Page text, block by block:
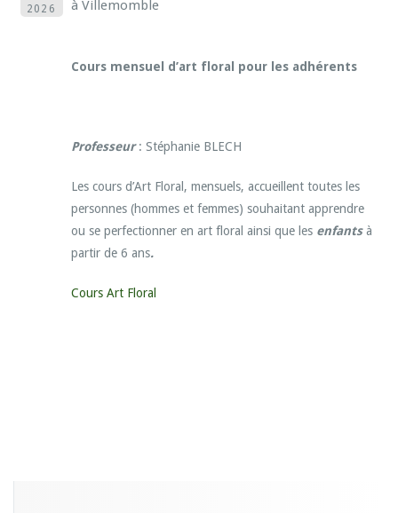
2026
à Villemomble
Cours mensuel d’art floral pour les adhérents
Professeur: Stéphanie BLECH
Les cours d’Art Floral, mensuels, accueillent toutes les
personnes (hommes et femmes) souhaitant apprendre
ou se perfectionner en art floral ainsi que les enfantsà
partir de 6 ans.
Cours Art Floral